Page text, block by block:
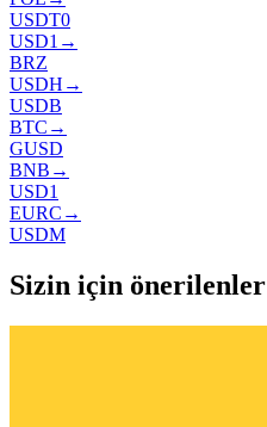
USDT0
USD1 →
BRZ
USDH →
USDB
BTC →
GUSD
BNB →
USD1
EURC →
USDM
Sizin için önerilenler